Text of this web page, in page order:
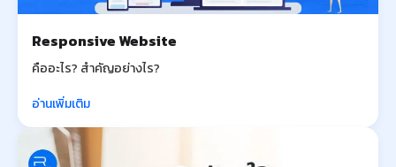
Responsive Website
คืออะไร? สำคัญอย่างไร?
อ่านเพิ่มเติม